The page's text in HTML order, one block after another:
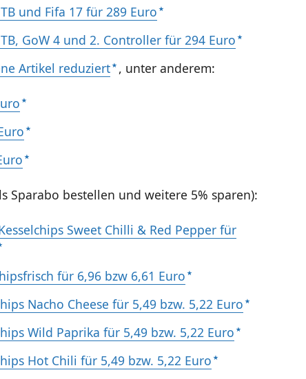
und Fifa 17 für 289 Euro
GoW 4 und 2. Controller für 294 Euro
Artikel reduziert , unter anderem:
Sparabo bestellen und weitere 5% sparen):
Sweet Chilli & Red Pepper für
für 6,96 bzw 6,61 Euro
Nacho Cheese für 5,49 bzw. 5,22 Euro
Wild Paprika für 5,49 bzw. 5,22 Euro
Hot Chili für 5,49 bzw. 5,22 Euro